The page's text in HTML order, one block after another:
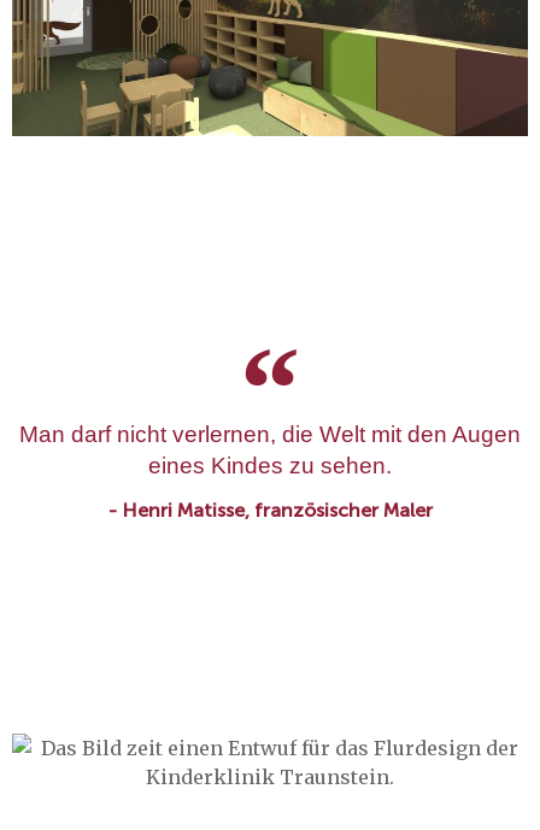
Man darf nicht verlernen, die Welt mit den Augen
eines Kindes zu sehen.
- Henri Matisse, französischer Maler